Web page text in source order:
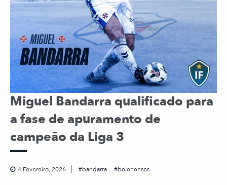
Miguel Bandarra qualificado para
a fase de apuramento de
campeão da Liga 3
4 Fevereiro, 2026 bandarra belenenses